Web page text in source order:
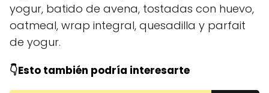
yogur, batido de avena, tostadas con huevo,
oatmeal, wrap integral, quesadilla y parfait
de yogur.
👇Esto también podría interesarte